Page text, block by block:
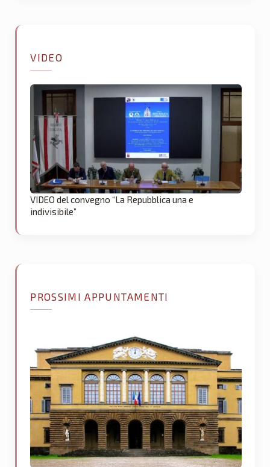
VIDEO
VIDEO del convegno “La Repubblica una e
indivisibile”
PROSSIMI APPUNTAMENTI